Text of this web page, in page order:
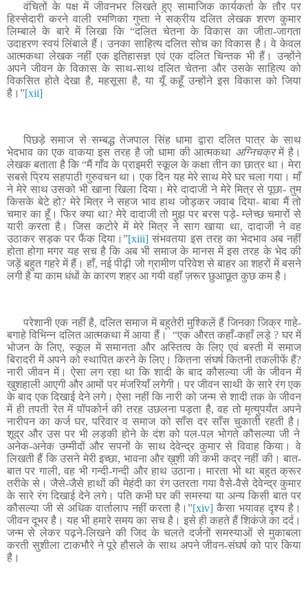
वंचितों के पक्ष में जीवनभर लिखते हुए सामाजिक कार्यकर्ता के तौर पर
हिस्सेदारी करने वाली रमणिका गुप्ता ने सक्रीय दलित लेखक शरण कुमार
लिम्बाले के बारे में लिखा कि “दलित चेतना के विकास का जीता-जागता
उदाहरण स्वयं लिंबाले हैं। उनका साहित्य दलित सोच का विकास है। वे केवल
आत्मकथा लेखक नहीं एक इतिहासज्ञ एवं एक दलित चिन्तक भी हैं। उन्होंने
अपने जीवन के विकास के साथ-साथ दलित चेतना और उसके साहित्य को
विकसित होते देखा है, महसूसा है, या यूँ कहूँ उन्होंने इस विकास को जिया
है।”[xii]
पिछड़े समाज से सम्बद्ध तेजपाल सिंह धामा द्वारा दलित पात्र के साथ
भेदभाव का एक वाकया इस तरह है जो धामा की आत्मकथा अग्निचक्रमें है ।
लेखक बताता है कि “मैं गाँव के प्राइमरी स्कूल के कक्षा तीन का छात्र था। मेरा
सबसे प्रिय सहपाठी गुरुवचन था। एक दिन यह मेरे साथ मेरे घर चला गया। माँ
ने मेरे साथ उसको भी खाना खिला दिया। मेरे दादाजी ने मेरे मित्र से पूछा- तुम
किसके बेटे हो? मेरे मित्र ने सहज भाव हाथ जोड़कर जवाब दिया- बाबा मैं तो
चमार का हूँ। फिर क्या था? मेरे दादाजी तो मुझ पर बरस पड़े- म्लेच्छ चमारों से
यारी करता है। जिस कटोरे में मेरे मित्र ने साग खाया था, दादाजी ने वह
उठाकर सड़क पर फैंक दिया।”[xiii] संभवतया इस तरह का भेदभाव अब नहीं
होता होगा मगर यह सच है कि अब भी समाज के मानस में इस तरह के भेद की
जड़ें बहुत गहरे में हैं। हाँ, नई पीढ़ी जो ग्रामीण परिवेश से बाहर आ शहरों में बसने
लगी है या काम धंधों के कारण शहर आ गयी वहाँ ज़रूर छुआछूत कुछ कम है।
परेशानी एक नहीं है, दलित समाज में बहुतेरी मुश्किलें हैं जिनका जिक्र गाहे-
बगाहे विभिन्न दलित आत्मकथा में आया हैं।
“एक औरत कहाँ-कहाँ लड़े ? घर में
भोजन के लिए, स्कूल में समानता और अस्तित्व के लिए एवं बस्ती में समाज
बिरादरी में अपने को स्थापित करने के लिए। कितना संघर्ष कितनी तकलीफें हैं?
नारी जीवन में। ऐसा लग रहा था कि शादी के बाद कौसल्या जी के जीवन में
खुशहाली आएगी और आमों पर मंजरियाँ लगेगी। पर जीवन साथी के सारे रंग एक
के बाद एक दिखाई देने लगे। ऐसा नहीं कि नारी को जन्म से शादी तक के जीवन
में ही तपती रेत में पॉपकोर्न की तरह उछलना पड़ता है, वह तो मृत्युपर्यंत अपने
नारीपन का कर्ज घर, परिवार व समाज को साँस दर साँस चुकाती रहती है ।
शूद्र और उस पर भी लड़की होने के दंश को पल-पल भोगते कौसल्या जी ने
अनेक-अनेक उम्मीदों और सपनों के साथ देवेन्द्र कुमार से विवाह किया। वे
लिखती हैं कि उसने मेरी इच्छा, भावना और ख़ुशी की कभी कद्र नहीं की। बात-
बात पर गाली, वह भी गन्दी-गन्दी और हाथ उठाना। मारता भी था बहुत क्रूर
तरीके से। जैसे-जैसे हाथों की मेहंदी का रंग उतरता गया वैसे-वैसे देवेन्द्र कुमार
के सारे रंग दिखाई देने लगे। पति कभी घर की समस्या या अन्य किसी बात पर
कौसल्या जी से अधिक वार्तालाप नहीं करता है।”[xiv] कैसा भयावह दृश्य है ।
जीवन दूभर है। यह भी हमारे समय का सच है। इसे ही कहते हैं शिकंजे का दर्द।
जन्म से लेकर पढ़ने-लिखने की जिद के चलते दर्जनों समस्याओं से मुकाबला
करती सुशीला टाकभौरे ने पूरे हौसले के साथ अपने जीवन-संघर्ष को पार किया
है।